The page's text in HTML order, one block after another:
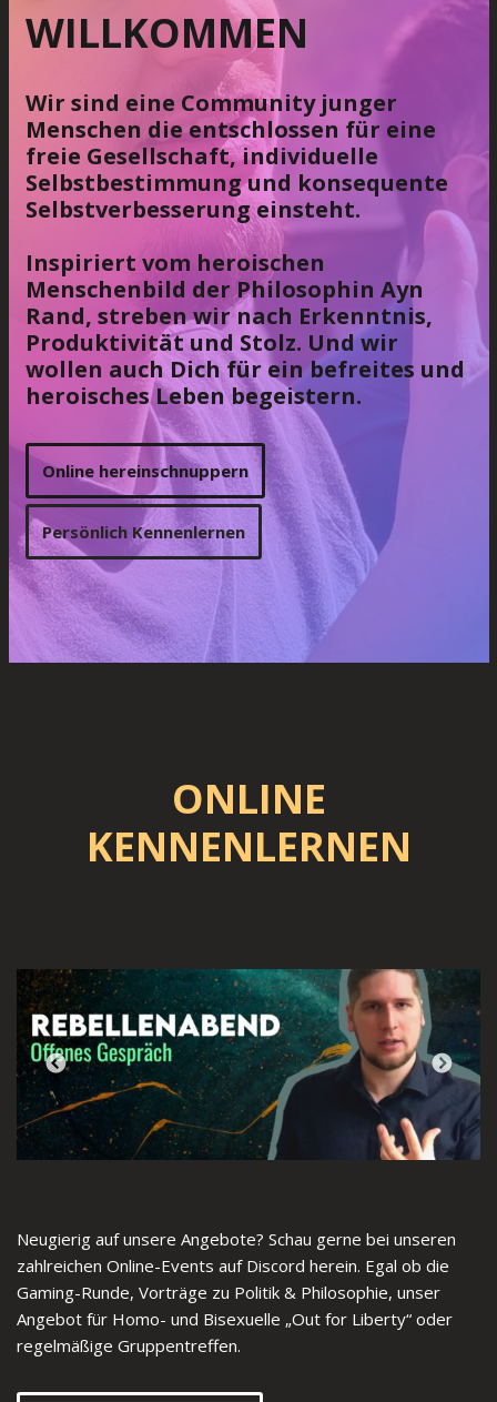
WILLKOMMEN
Wir sind eine Community junger
Menschen die entschlossen für eine
freie Gesellschaft, individuelle
Selbstbestimmung und konsequente
Selbstverbesserung einsteht.
Inspiriert vom heroischen
Menschenbild der Philosophin Ayn
Rand, streben wir nach Erkenntnis,
Produktivität und Stolz. Und wir
wollen auch Dich für ein befreites und
heroisches Leben begeistern.
Online hereinschnuppern
Persönlich Kennenlernen
ONLINE
KENNENLERNEN
Neugierig auf unsere Angebote? Schau gerne bei unseren
zahlreichen Online-Events auf Discord herein. Egal ob die
Gaming-Runde, Vorträge zu Politik & Philosophie, unser
Angebot für Homo- und Bisexuelle „Out for Liberty“ oder
regelmäßige Gruppentreffen.